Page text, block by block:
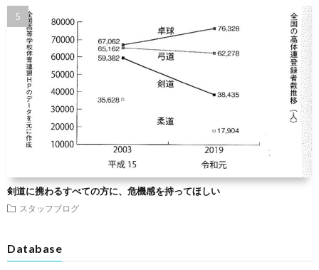
剣道に携わるすべての方に、危機感を持ってほしい
スタッフブログ
Database